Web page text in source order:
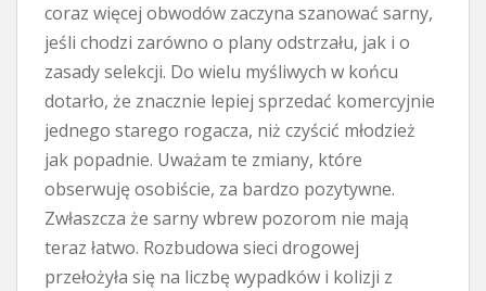
coraz więcej obwodów zaczyna szanować sarny,
jeśli chodzi zarówno o plany odstrzału, jak i o
zasady selekcji. Do wielu myśliwych w końcu
dotarło, że znacznie lepiej sprzedać komercyjnie
jednego starego rogacza, niż czyścić młodzież
jak popadnie. Uważam te zmiany, które
obserwuję osobiście, za bardzo pozytywne.
Zwłaszcza że sarny wbrew pozorom nie mają
teraz łatwo. Rozbudowa sieci drogowej
przełożyła się na liczbę wypadków i kolizji z